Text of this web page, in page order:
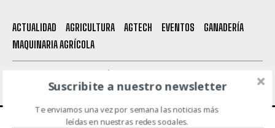
ACTUALIDAD AGRICULTURA AGTECH EVENTOS
GANADERÍA
MAQUINARIA AGRÍCOLA
TÉRMINOS Y CONDICIONES
Suscribite a nuestro newsletter
Te enviamos una vez por semana las noticias más
leídas en nuestras redes sociales.